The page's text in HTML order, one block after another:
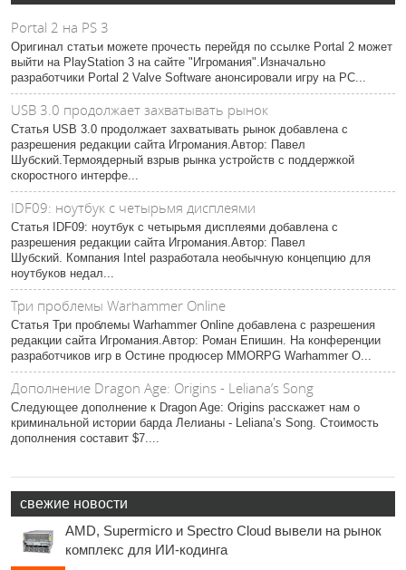
Portal 2 на PS 3
Оригинал статьи можете прочесть перейдя по ссылке Portal 2 может
выйти на PlayStation 3 на сайте "Игромания".Изначально
разработчики Portal 2 Valve Software анонсировали игру на РС...
USB 3.0 продолжает захватывать рынок
Статья USB 3.0 продолжает захватывать рынок добавлена с
разрешения редакции сайта Игромания.Автор: Павел
Шубский.Термоядерный взрыв рынка устройств с поддержкой
скоростного интерфе...
IDF09: ноутбук с четырьмя дисплеями
Статья IDF09: ноутбук с четырьмя дисплеями добавлена с
разрешения редакции сайта Игромания.Автор: Павел
Шубский. Компания Intel разработала необычную концепцию для
ноутбуков недал...
Три проблемы Warhammer Online
Статья Три проблемы Warhammer Online добавлена с разрешения
редакции сайта Игромания.Автор: Роман Епишин. На конференции
разработчиков игр в Остине продюсер MMORPG Warhammer O...
Дополнение Dragon Age: Origins - Leliana’s Song
Следующее дополнение к Dragon Age: Origins расскажет нам о
криминальной истории барда Лелианы - Leliana’s Song. Стоимость
дополнения составит $7....
свежие новости
AMD, Supermicro и Spectro Cloud вывели на рынок
комплекс для ИИ-кодинга